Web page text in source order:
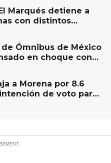
Marqués detiene a
con distintos
Ómnibus de México
en choque con
en San Juan del Río
a Morena por 8.6
de voto para
de Querétaro, según